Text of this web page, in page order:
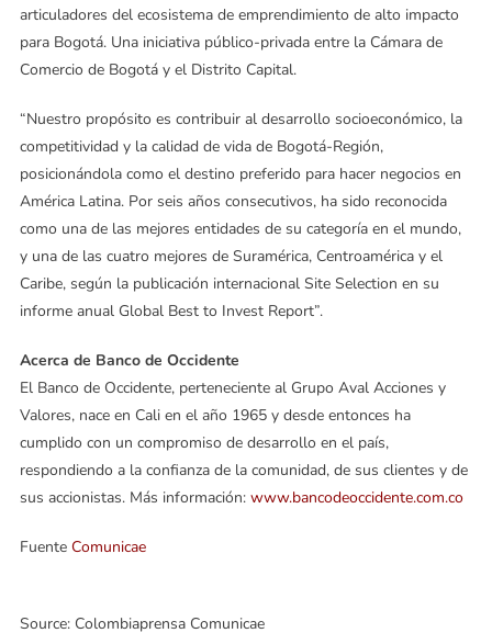
articuladores del ecosistema de emprendimiento de alto impacto
para Bogotá. Una iniciativa público-privada entre la Cámara de
Comercio de Bogotá y el Distrito Capital.
“Nuestro propósito es contribuir al desarrollo socioeconómico, la
competitividad y la calidad de vida de Bogotá-Región,
posicionándola como el destino preferido para hacer negocios en
América Latina. Por seis años consecutivos, ha sido reconocida
como una de las mejores entidades de su categoría en el mundo,
y una de las cuatro mejores de Suramérica, Centroamérica y el
Caribe, según la publicación internacional Site Selection en su
informe anual Global Best to Invest Report”.
Acerca de Banco de Occidente
El Banco de Occidente, perteneciente al Grupo Aval Acciones y
Valores, nace en Cali en el año 1965 y desde entonces ha
cumplido con un compromiso de desarrollo en el país,
respondiendo a la confianza de la comunidad, de sus clientes y de
sus accionistas. Más información: www.bancodeoccidente.com.co
Fuente Comunicae
Source: Colombiaprensa Comunicae